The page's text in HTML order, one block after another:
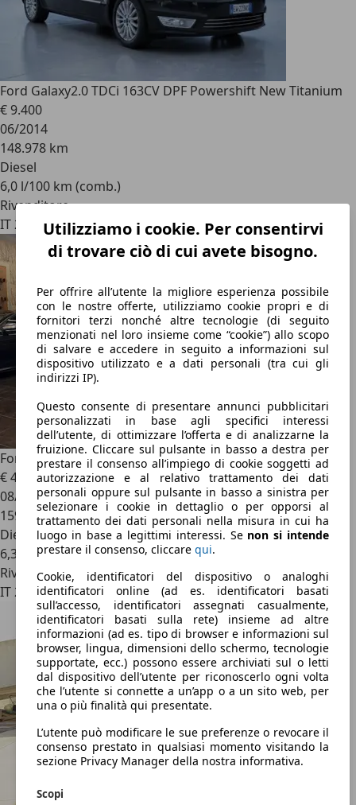
Utilizziamo i cookie. Per consentirvi
di trovare ciò di cui avete bisogno.
Per offrire all’utente la migliore esperienza possibile
con le nostre offerte, utilizziamo cookie propri e di
fornitori terzi nonché altre tecnologie (di seguito
menzionati nel loro insieme come “cookie”) allo scopo
di salvare e accedere in seguito a informazioni sul
dispositivo utilizzato e a dati personali (tra cui gli
indirizzi IP).
Questo consente di presentare annunci pubblicitari
personalizzati in base agli specifici interessi
dell’utente, di ottimizzare l’offerta e di analizzarne la
fruizione. Cliccare sul pulsante in basso a destra per
prestare il consenso all’impiego di cookie soggetti ad
autorizzazione e al relativo trattamento dei dati
personali oppure sul pulsante in basso a sinistra per
selezionare i cookie in dettaglio o per opporsi al
trattamento dei dati personali nella misura in cui ha
luogo in base a legittimi interessi. Se non si intende
prestare il consenso, cliccare qui.
Cookie, identificatori del dispositivo o analoghi
identificatori online (ad es. identificatori basati
sull’accesso, identificatori assegnati casualmente,
identificatori basati sulla rete) insieme ad altre
informazioni (ad es. tipo di browser e informazioni sul
browser, lingua, dimensioni dello schermo, tecnologie
supportate, ecc.) possono essere archiviati sul o letti
dal dispositivo dell’utente per riconoscerlo ogni volta
che l’utente si connette a un’app o a un sito web, per
una o più finalità qui presentate.
L’utente può modificare le sue preferenze o revocare il
consenso prestato in qualsiasi momento visitando la
sezione Privacy Manager della nostra informativa.
Scopi
Ford Galaxy2.0 TDCi 163CV DPF Powershift New Titanium
€ 9.400
06/2014
148.978 km
Diesel
6,0 l/100 km (comb.)
Rivenditore
IT 20862
Ford GalaxyGalaxy II 2006 1.8 tdci Ghia 125cv
€ 4.600
08/2007
159.000 km
Diesel
6,3 l/100 km (comb.)
Rivenditore
IT 24121